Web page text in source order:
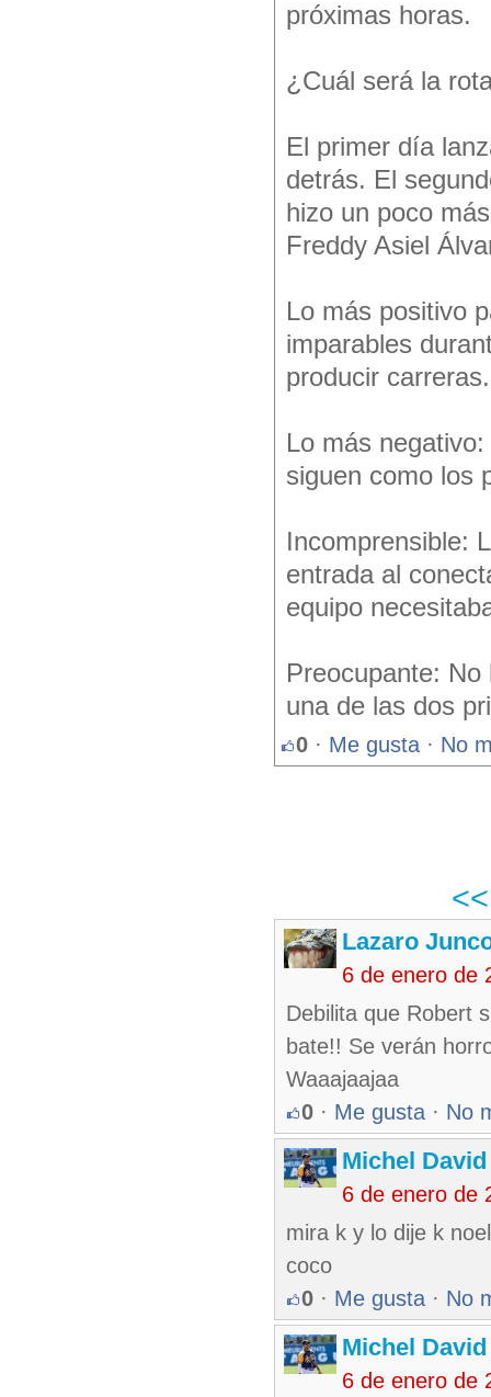
próximas horas.
¿Cuál será la
El primer día
detrás. El
hizo un poco
Freddy Asiel
Lo más positivo
imparables
producir carreras.
Lo más
siguen como los
Incomprensible:
entrada al
equipo
Preocupante:
una de las dos
0 · Me gusta · No
Lazaro
6 de enero de
Debilita que Robert
bate!! Se verán
Waaajaajaa
0 · Me gusta · No
Michel
6 de enero de
mira k y lo dije k
coco
0 · Me gusta · No
Michel
6 de enero de